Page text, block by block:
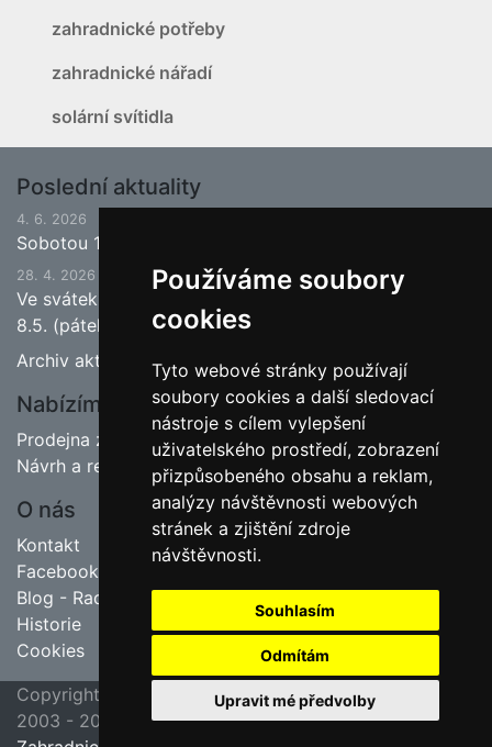
Používáme soubory
cookies
Tyto webové stránky používají
soubory cookies a další sledovací
nástroje s cílem vylepšení
uživatelského prostředí, zobrazení
přizpůsobeného obsahu a reklam,
analýzy návštěvnosti webových
stránek a zjištění zdroje
návštěvnosti.
Souhlasím
Odmítám
Upravit mé předvolby
zahradnické potřeby
zahradnické nářadí
solární svítidla
Poslední aktuality
4. 6. 2026
Sobotou 13.6.2026 bude ukončena jarní sezona.
28. 4. 2026
Ve svátek 1.5. (pátek) bude naše prodejna zavřena a
8.5. (pátek) bude otevřeno.
Archiv aktualit
Nabízíme
Prodejna zahradnictví
Návrh a realizace zahrad
O nás
Kontakt
Facebook
Blog - Rady pro zahrádkáře
Historie
Cookies
poslední aktualizace 23. 7. 2026 09:45
Jipas - tvorba internetových stránek
Copyright ©
2003 - 2026